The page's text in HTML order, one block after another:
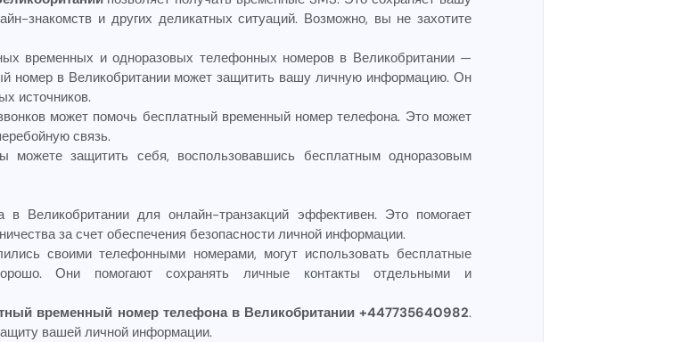
знакомств и других деликатных ситуаций. Возможно, вы не захотите
временных и одноразовых телефонных номеров в Великобритании —
номер в Великобритании может защитить вашу личную информацию. Он
источников.
может помочь бесплатный временный номер телефона. Это может
связь.
можете защитить себя, воспользовавшись бесплатным одноразовым
Великобритании для онлайн-транзакций эффективен. Это помогает
за счет обеспечения безопасности личной информации.
своими телефонными номерами, могут использовать бесплатные
Они помогают сохранять личные контакты отдельными и
временный номер телефона в Великобритании +447735640982.
вашей личной информации.